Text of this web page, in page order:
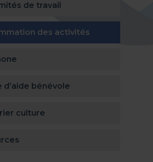
de travail
des activités
d’aide bénévole
culture